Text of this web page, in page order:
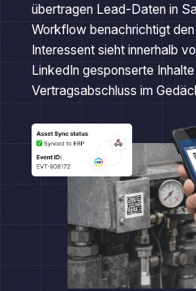
Workflow benachrichtigt den
Interessent sieht innerhalb
LinkedIn gesponserte
Vertragsabschluss im